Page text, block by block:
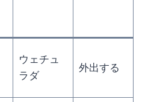
ウェチュ
ラダ
外出する